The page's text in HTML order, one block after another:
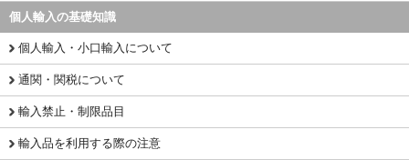
個人輸入の基礎知識
個人輸入・小口輸入について
通関・関税について
輸入禁止・制限品目
輸入品を利用する際の注意